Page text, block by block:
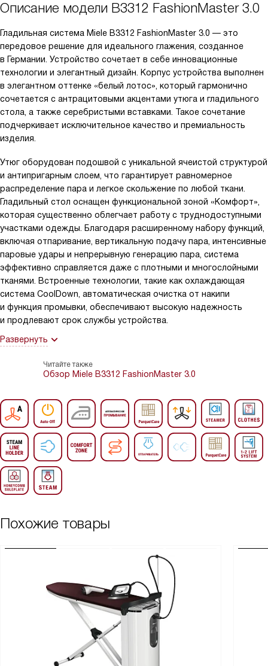
Описание модели B3312 FashionMaster 3.0
Гладильная система Miele B3312 FashionMaster 3.0 — это
передовое решение для идеального глажения, созданное
в Германии. Устройство сочетает в себе инновационные
технологии и элегантный дизайн. Корпус устройства выполнен
в элегантном оттенке «белый лотос», который гармонично
сочетается с антрацитовыми акцентами утюга и гладильного
стола, а также серебристыми вставками. Такое сочетание
подчеркивает исключительное качество и премиальность
изделия.
Утюг оборудован подошвой с уникальной ячеистой структурой
и антипригарным слоем, что гарантирует равномерное
распределение пара и легкое скольжение по любой ткани.
Гладильный стол оснащен функциональной зоной «Комфорт»,
которая существенно облегчает работу с труднодоступными
участками одежды. Благодаря расширенному набору функций,
включая отпаривание, вертикальную подачу пара, интенсивные
паровые удары и непрерывную генерацию пара, система
эффективно справляется даже с плотными и многослойными
тканями. Встроенные технологии, такие как охлаждающая
система CoolDown, автоматическая очистка от накипи
и функция промывки, обеспечивают высокую надежность
и продлевают срок службы устройства.
Развернуть
Читайте также
Обзор Miele B3312 FashionMaster 3.0
Похожие товары